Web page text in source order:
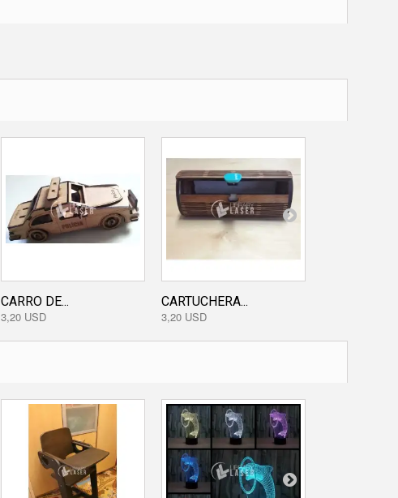
CARRO DE...
3,20 USD
CARTUCHERA...
3,20 USD